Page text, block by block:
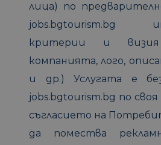
лицa) по
jobs.bgtourism.bg
критерии и
компанията, лого,
и др.) Услугата е
jobs.bgtourism.bg по
съгласието на
да помества